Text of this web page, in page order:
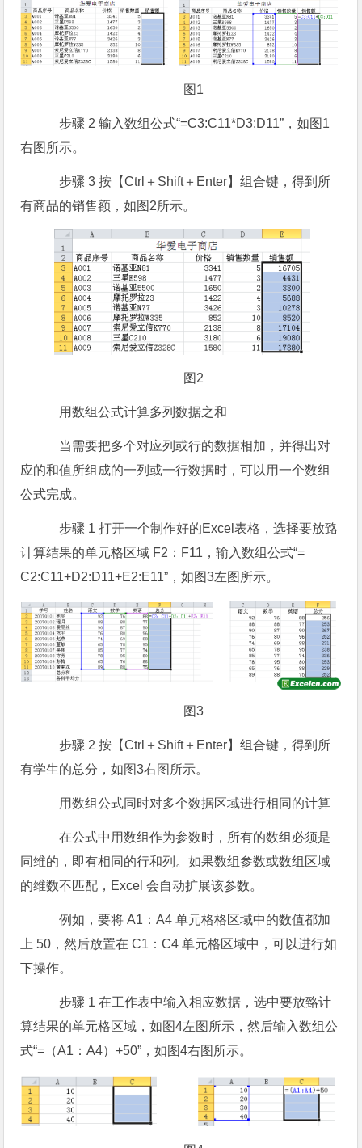
图1
步骤 2 输入数组公式“=C3:C11*D3:D11”，如图1
右图所示。
步骤 3 按【Ctrl＋Shift＋Enter】组合键，得到所
有商品的销售额，如图2所示。
图2
用数组公式计算多列数据之和
当需要把多个对应列或行的数据相加，并得出对
应的和值所组成的一列或一行数据时，可以用一个数组
公式完成。
步骤 1 打开一个制作好的Excel表格，选择要放臵
计算结果的单元格区域 F2：F11，输入数组公式“=
C2:C11+D2:D11+E2:E11”，如图3左图所示。
图3
步骤 2 按【Ctrl＋Shift＋Enter】组合键，得到所
有学生的总分，如图3右图所示。
用数组公式同时对多个数据区域进行相同的计算
在公式中用数组作为参数时，所有的数组必须是
同维的，即有相同的行和列。如果数组参数或数组区域
的维数不匹配，Excel 会自动扩展该参数。
例如，要将 A1：A4 单元格格区域中的数值都加
上 50，然后放置在 C1：C4 单元格区域中，可以进行如
下操作。
步骤 1 在工作表中输入相应数据，选中要放臵计
算结果的单元格区域，如图4左图所示，然后输入数组公
式“=（A1：A4）+50”，如图4右图所示。